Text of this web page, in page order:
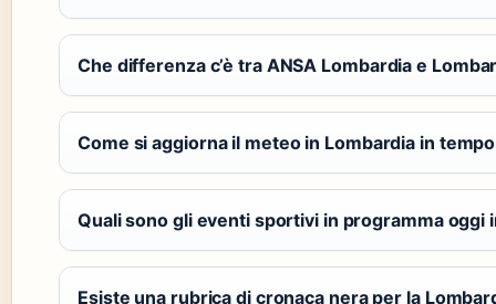
Che differenza c’è tra ANSA Lombardia e
Come si aggiorna il meteo in Lombardia in
Quali sono gli eventi sportivi in programma oggi
Esiste una rubrica di cronaca nera per la